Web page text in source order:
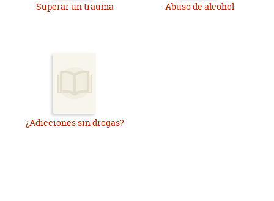
Superar un trauma Abuso de alcohol
¿Adicciones sin drogas?